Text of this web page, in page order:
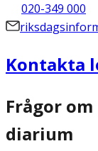
020-349 000
Kontakta
Frågor
diarium